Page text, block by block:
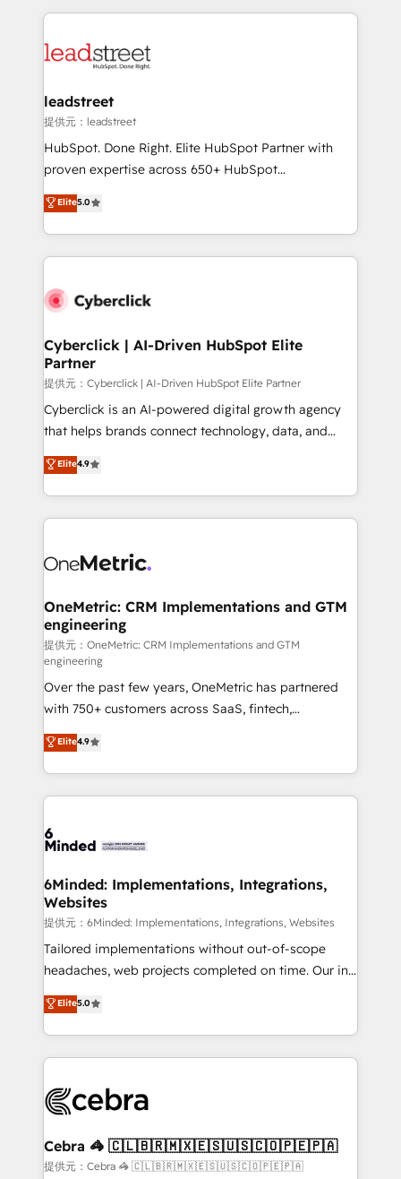
HubSpot projects for mid-market and enterprise
combine HubSpot, data, and AI to design connected
and technology for predictable, scalable revenue
growth. Our expertise spans RevOps, CRM and data
architecture, AI enablement, and strategic marketing,
delivered through our proprietary FLAIR framework
Partner and ISO 27001:2022 certified consultancy,
we blend strategy, creativity, and technology to help
leadstreet
提供元：leadstreet
HubSpot. Done Right. Elite HubSpot Partner with
proven expertise across 650+ HubSpot
implementations. With 12+ years of HubSpot
experience, we help you use the HubSpot platform
to its fullest capacity, improve your current HubSpot
website, or build your new one.
Elite5.0
Cyberclick | AI-Driven HubSpot Elite
Partner
提供元：Cyberclick | AI-Driven HubSpot Elite Partner
Cyberclick is an AI-powered digital growth agency
that helps brands connect technology, data, and
creativity to achieve measurable results. Founded in
Barcelona and operating across Spain, LATAM, and
the UK, we support global companies in building
smarter marketing, sales, and customer success
Iberia (Spain & Portugal), we combine human insight
growth. Our multidisciplinary team designs solutions
that simplify complexity, boost performance, and
turn innovation into real impact. 🌍 Highlights •
HubSpot Partner since 2012 • 2022 EMEA Impact
Award: Best Integration • 150+ successful HubSpot
projects • Clients in 30+ industries • Proprietary
technology for integrations • Multilingual team:
English, Spanish, Portuguese & Italian 👉 Grow
smarter with AI and HubSpot.
Elite4.9
OneMetric: CRM Implementations and GTM
engineering
提供元：OneMetric: CRM Implementations and GTM
engineering
Over the past few years, OneMetric has partnered
with 750+ customers across SaaS, fintech,
healthcare, real estate, and other industries. With
150+ HubSpot-certified experts, we deliver scalable
solutions to complex GTM and RevOps challenges.
Our Expertise 🔹 Onboarding & Implementation:
tailored to your GTM motion. 🔹 Migrations:
from other CRMs to HubSpot without data loss or
downtime. 🔹 RevOps Strategy: Align teams,
processes, and data to drive revenue efficiency. 🔹
Integrations: Connect HubSpot with your tech stack
for better adoption. 🔹 Custom Solutions: Build
SOC 2 Type II and ISO 27001 certified, reinforcing
our commitment to data security and compliance. At
Elite4.9
6Minded: Implementations, Integrations,
Websites
提供元：6Minded: Implementations, Integrations, Websites
Tailored implementations without out-of-scope
headaches, web projects completed on time. Our in-
house team of certified CRM architects, experts,
developers, designers, and marketers handles all
aspects of your HubSpot. ✨ 400+ global clients ✨
100+ seamless migrations from 15+ different CRMs
implementations, and 5,000+ pages ✨ CS: Clients
CS: 245% organic growth & +751% new visitors for a
full-funnel HubSpot project ✨ CS: 415% conversion
Elite5.0
Cebra 🦓 🇨🇱🇧🇷🇲🇽🇪🇸🇺🇸🇨🇴🇵🇪🇵🇦
提供元：Cebra 🦓 🇨🇱🇧🇷🇲🇽🇪🇸🇺🇸🇨🇴🇵🇪🇵🇦